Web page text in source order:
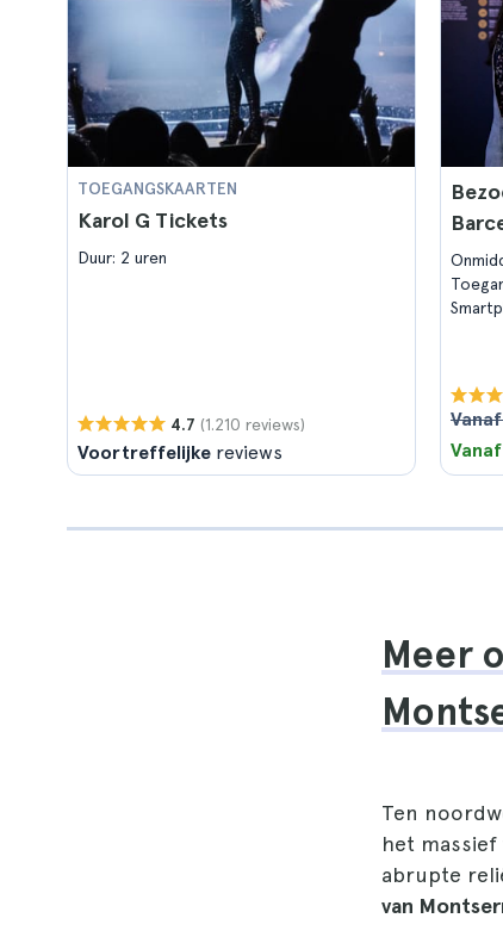
TOEGANGSKAARTEN
Karol G Tickets
Duur: 2 uren
4.7 (1.210 reviews)
Voortreffelijke reviews
Vanaf
Meer
Ten
het
abrupte
van